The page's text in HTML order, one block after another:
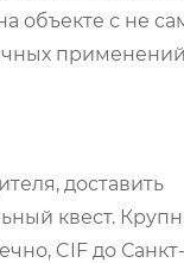
объекте с не
доставить
квест.
CIF до Санкт-